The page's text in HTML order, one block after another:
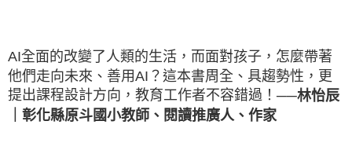
AI全面的改變了人類的生活，而面對孩子，怎麼帶著
他們走向未來、善用AI？這本書周全、具趨勢性，更
提出課程設計方向，教育工作者不容錯過！ ──林怡辰
｜彰化縣原斗國小教師、閱讀推廣人、作家